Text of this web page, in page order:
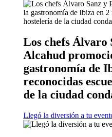
Los chefs Álvaro
Alcahud
gastronomía de
reconocidas
de la ciudad
Llegó la diversión a tu